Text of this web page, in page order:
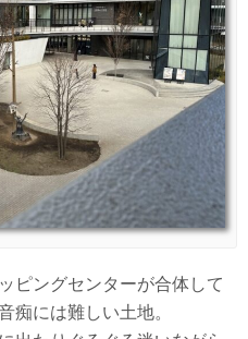
ピングセンターが合体して
痴には難しい土地。